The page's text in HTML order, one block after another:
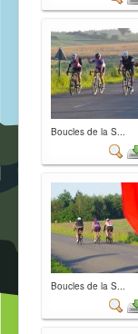
Boucles de la S...
Boucles de la S...